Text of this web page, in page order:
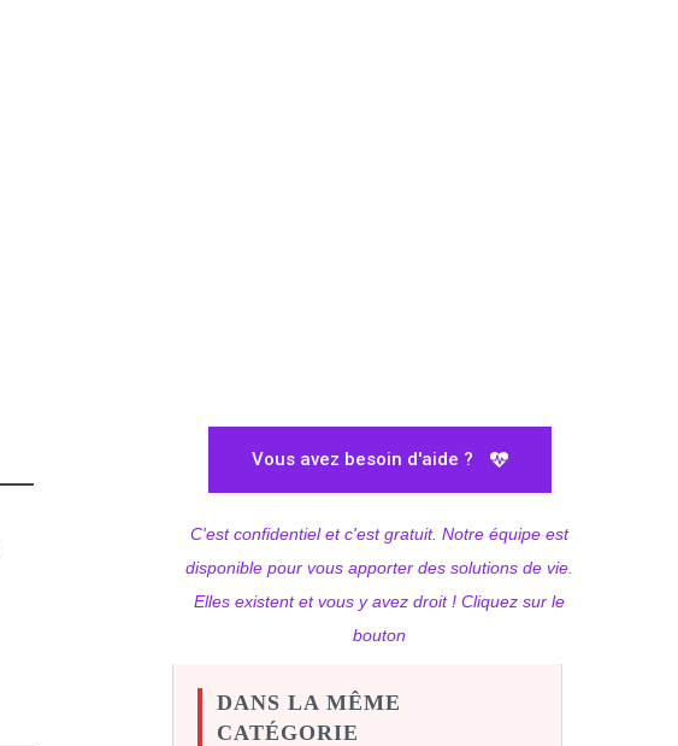
Vous avez besoin d'aide ?
C'est confidentiel et c'est gratuit. Notre équipe est
disponible pour vous apporter des solutions de vie.
Elles existent et vous y avez droit ! Cliquez sur le
bouton
DANS LA MÊME
CATÉGORIE